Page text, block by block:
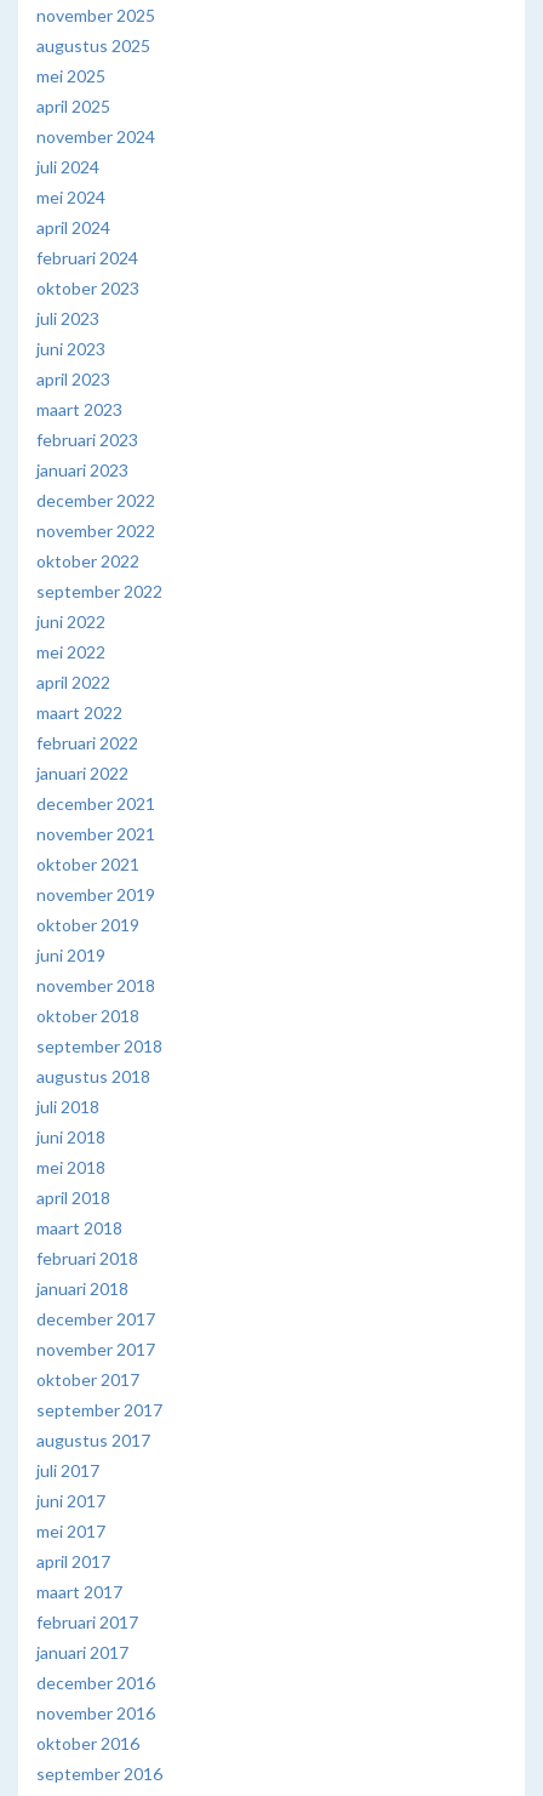
november 2025
augustus 2025
mei 2025
april 2025
november 2024
juli 2024
mei 2024
april 2024
februari 2024
oktober 2023
juli 2023
juni 2023
april 2023
maart 2023
februari 2023
januari 2023
december 2022
november 2022
oktober 2022
september 2022
juni 2022
mei 2022
april 2022
maart 2022
februari 2022
januari 2022
december 2021
november 2021
oktober 2021
november 2019
oktober 2019
juni 2019
november 2018
oktober 2018
september 2018
augustus 2018
juli 2018
juni 2018
mei 2018
april 2018
maart 2018
februari 2018
januari 2018
december 2017
november 2017
oktober 2017
september 2017
augustus 2017
juli 2017
juni 2017
mei 2017
april 2017
maart 2017
februari 2017
januari 2017
december 2016
november 2016
oktober 2016
september 2016